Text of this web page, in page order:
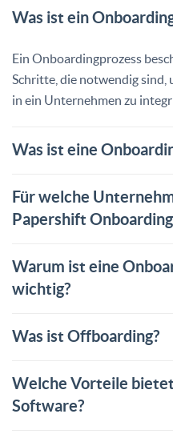
Was ist ein
Ein Onboardingprozess
Schritte, die notwendig
in ein Unternehmen zu
Was ist eine
Für welche
Papershift
Warum ist eine
wichtig?
Was ist Offboarding?
Welche Vorteile
Software?